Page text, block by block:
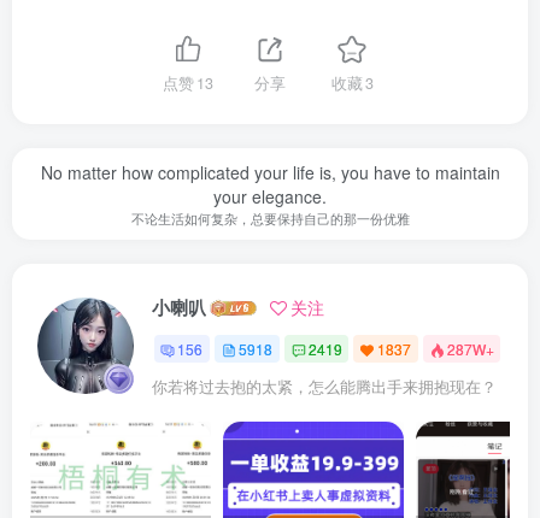
点赞13 分享 收藏3
No matter how complicated your life is, you have to maintain
your elegance.
不论生活如何复杂，总要保持自己的那一份优雅
小喇叭 关注
156 5918 2419 1837 287W+
你若将过去抱的太紧，怎么能腾出手来拥抱现在？